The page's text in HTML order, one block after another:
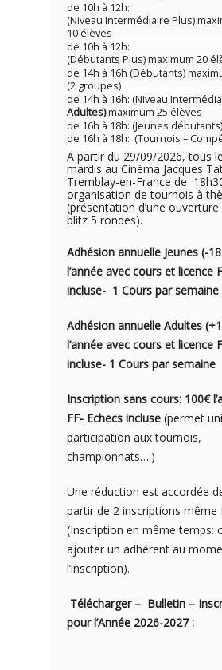
de 10h à 12h:
(Niveau Intermédiaire Plus)
10 élèves
de 10h à 12h:
(Débutants Plus) maximum 20
de 14h à 16h (Débutants)
(2 groupes)
de 14h à 16h: (Niveau
Adultes)maximum 25 élèves
de 16h à 18h: (Jeunes débutants)
de 16h à 18h: (Tournois –
A partir du 29/09/2026, tous
mardis au Cinéma Jacques
Tremblay-en-France de
organisation de tournois à
(présentation d’une
blitz 5 rondes).
Adhésion annuelle Jeunes (-
l’année avec cours et licence
incluse- 1 Cours par semaine
Adhésion annuelle Adultes
l’année avec cours et licence
incluse- 1 Cours par semaine
Inscription sans cours: 100€
FF- Echecs incluse (permet
participation aux tournois,
championnats….)
Une réduction est accordée
partir de 2 inscriptions même
(Inscription en même temps:
ajouter un adhérent au
l’inscription).
Télécharger – Bulletin –
pour l’Année 2026-2027 :